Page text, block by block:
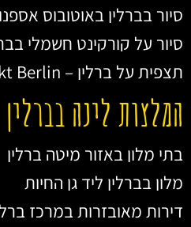
סיור בברלין באוטובוס
סיור על קורקינט חשמלי
תצפית על ברלין – Panoramapunkt Berlin
המלצות לינה בברלין
בתי מלון באזור מיטה ברלין
מלון בברלין ליד גן החיות
דירות מאובזרות במרכז